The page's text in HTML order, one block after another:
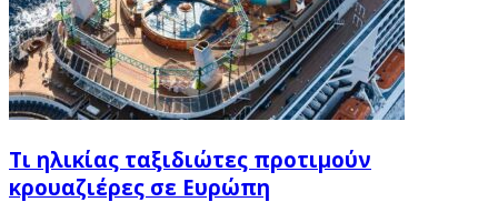
Τι ηλικίας ταξιδιώτες προτιμούν
κρουαζιέρες σε Ευρώπη